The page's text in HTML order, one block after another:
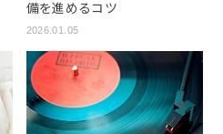
備を進めるコツ
2026.01.05